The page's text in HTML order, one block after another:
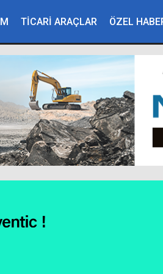
TİCARİ ARAÇLAR ÖZEL